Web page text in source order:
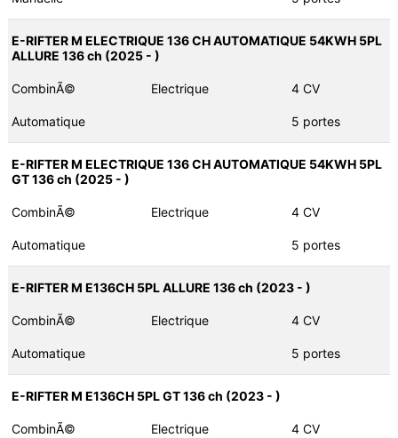
E-RIFTER M ELECTRIQUE 136 CH AUTOMATIQUE 54KWH 5PL
ALLURE 136 ch (2025 - )
CombinÃ© Electrique 4 CV
Automatique 5 portes
E-RIFTER M ELECTRIQUE 136 CH AUTOMATIQUE 54KWH 5PL
GT 136 ch (2025 - )
CombinÃ© Electrique 4 CV
Automatique 5 portes
E-RIFTER M E136CH 5PL ALLURE 136 ch (2023 - )
CombinÃ© Electrique 4 CV
Automatique 5 portes
E-RIFTER M E136CH 5PL GT 136 ch (2023 - )
CombinÃ© Electrique 4 CV